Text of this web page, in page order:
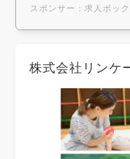
スポンサー：求人ボック
株式会社リンケ